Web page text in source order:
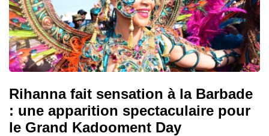
Rihanna fait sensation à la Barbade
: une apparition spectaculaire pour
le Grand Kadooment Day